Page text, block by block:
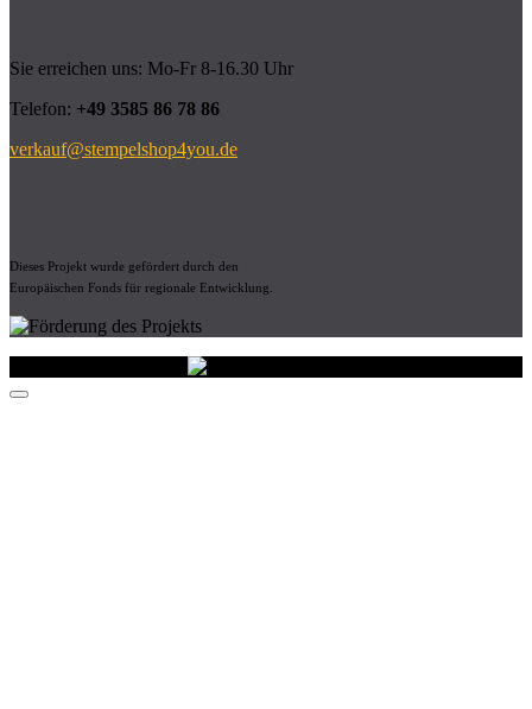
Sie erreichen uns: Mo-Fr 8-16.30 Uhr
Telefon: +49 3585 86 78 86
verkauf@stempelshop4you.de
Dieses Projekt wurde gefördert durch den
Europäischen Fonds für regionale Entwicklung.